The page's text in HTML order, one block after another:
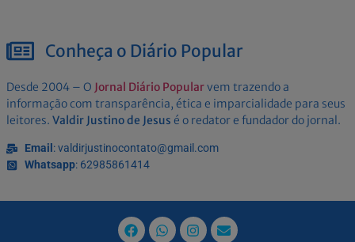
Conheça o Diário Popular
Desde 2004 – O Jornal Diário Popularvem trazendo a
informação com transparência, ética e imparcialidade para seus
leitores. Valdir Justino de Jesus é o redator e fundador do jornal.
Email : valdirjustinocontato@gmail.com
Whatsapp: 62985861414